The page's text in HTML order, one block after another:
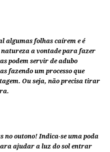
algumas folhas caírem e é
natureza a vontade para fazer
podem servir de adubo
fazendo um processo que
Ou seja, não precisa tirar
no outono! Indica-se uma poda
ajudar a luz do sol entrar